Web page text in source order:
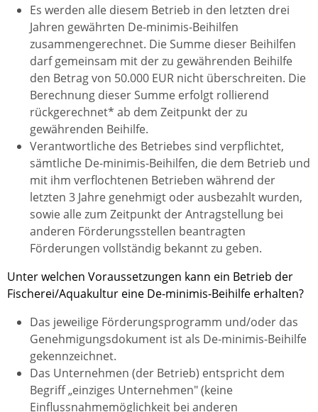
Es werden alle diesem Betrieb in den letzten drei
Jahren gewährten De-minimis-Beihilfen
zusammengerechnet. Die Summe dieser Beihilfen
darf gemeinsam mit der zu gewährenden Beihilfe
den Betrag von 50.000 EUR nicht überschreiten. Die
Berechnung dieser Summe erfolgt rollierend
rückgerechnet* ab dem Zeitpunkt der zu
gewährenden Beihilfe.
Verantwortliche des Betriebes sind verpflichtet,
sämtliche De-minimis-Beihilfen, die dem Betrieb und
mit ihm verflochtenen Betrieben während der
letzten 3 Jahre genehmigt oder ausbezahlt wurden,
sowie alle zum Zeitpunkt der Antragstellung bei
anderen Förderungsstellen beantragten
Förderungen vollständig bekannt zu geben.
Unter welchen Voraussetzungen kann ein Betrieb der
Fischerei/Aquakultur eine De-minimis-Beihilfe erhalten?
Das jeweilige Förderungsprogramm und/oder das
Genehmigungsdokument ist als De-minimis-Beihilfe
gekennzeichnet.
Das Unternehmen (der Betrieb) entspricht dem
Begriff „einziges Unternehmen" (keine
Einflussnahmemöglichkeit bei anderen